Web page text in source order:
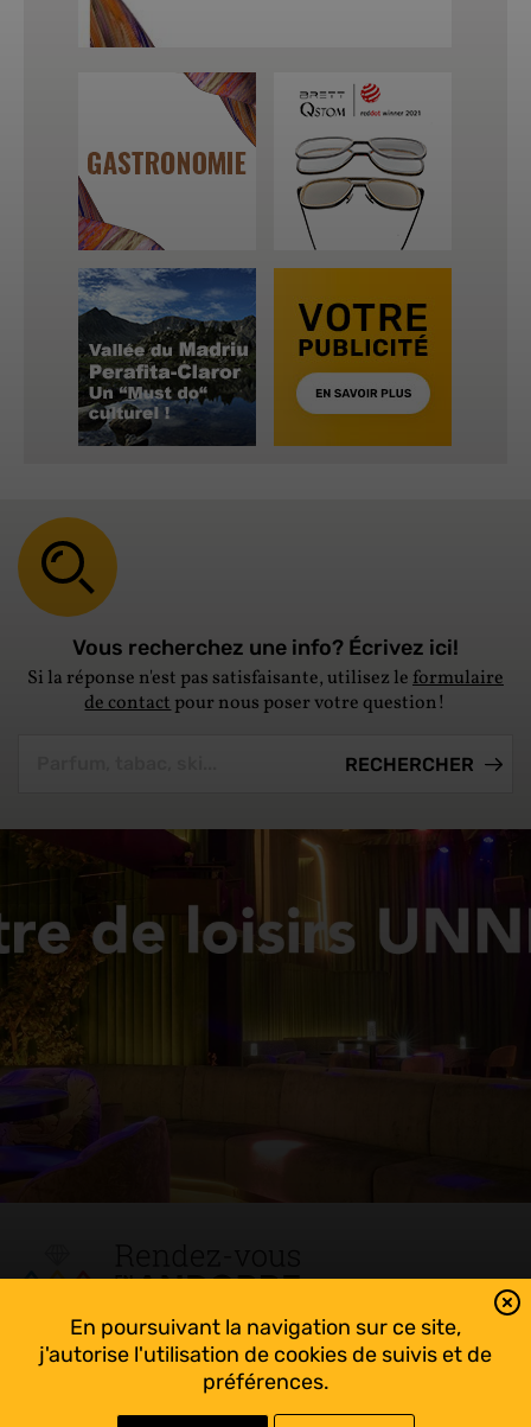
En poursuivant la navigation sur ce site,
j'autorise l'utilisation de cookies de suivis et de
préférences.
Vous recherchez une info? Écrivez ici!
Si la réponse n'est pas satisfaisante, utilisez leformulaire
de contactpour nous poser votre question!
Tout suivre sur l’Andorre!
Facebook